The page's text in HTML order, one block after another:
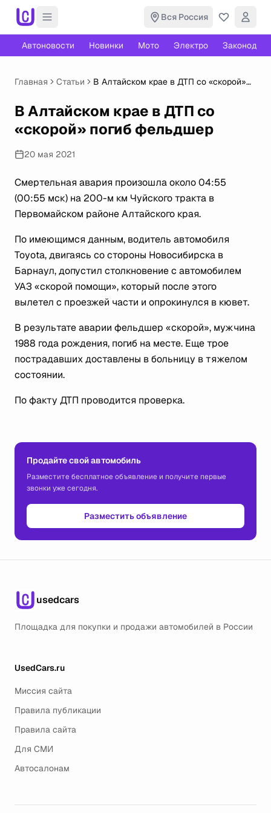
Вся Россия
Автоновости Новинки Мото Электро
Главная Статьи
В Алтайском крае в ДТП со «скорой»
В Алтайском крае в ДТП со
«скорой» погиб фельдшер
20 мая 2021
Смертельная авария произошла около 04:55
(00:55 мск) на 200-м км Чуйского тракта в
Первомайском районе Алтайского края.
По имеющимся данным, водитель автомобиля
Toyota, двигаясь со стороны Новосибирска в
Барнаул, допустил столкновение с автомобилем
УАЗ «скорой помощи», который после этого
вылетел с проезжей части и опрокинулся в кювет.
В результате аварии фельдшер «скорой», мужчина
1988 года рождения, погиб на месте. Еще трое
пострадавших доставлены в больницу в тяжелом
состоянии.
По факту ДТП проводится проверка.
Продайте свой автомобиль
Разместите бесплатное объявление и получите первые
звонки уже сегодня.
Разместить объявление
usedcars
Площадка для покупки и продажи автомобилей в России
UsedCars.ru
Миссия сайта
Правила публикации
Правила сайта
Для СМИ
Автосалонам